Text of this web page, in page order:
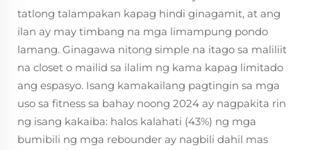
tatlong talampakan kapag hindi ginagamit, at ang
ilan ay may timbang na mga limampung pondo
lamang. Ginagawa nitong simple na itago sa maliliit
na closet o mailid sa ilalim ng kama kapag limitado
ang espasyo. Isang kamakailang pagtingin sa mga
uso sa fitness sa bahay noong 2024 ay nagpakita rin
ng isang kakaiba: halos kalahati (43%) ng mga
bumibili ng mga rebounder ay nagbili dahil mas